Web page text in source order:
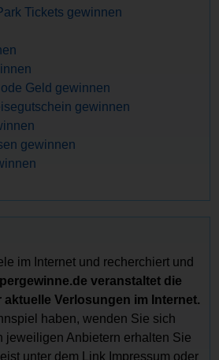
Tickets gewinnen
Geld gewinnen
gewinnen
gewinnen
im Internet und recherchiert und
veranstaltet die
Verlosungen im Internet.
haben, wenden Sie sich
jeweiligen Anbietern erhalten Sie
unter dem Link Impressum oder